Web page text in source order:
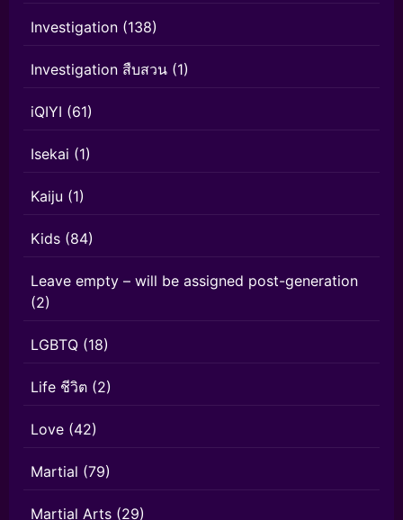
Investigation (138)
Investigation สืบสวน (1)
iQIYI (61)
Isekai (1)
Kaiju (1)
Kids (84)
Leave empty – will be assigned post-generation
(2)
LGBTQ (18)
Life ชีวิต (2)
Love (42)
Martial (79)
Martial Arts (29)